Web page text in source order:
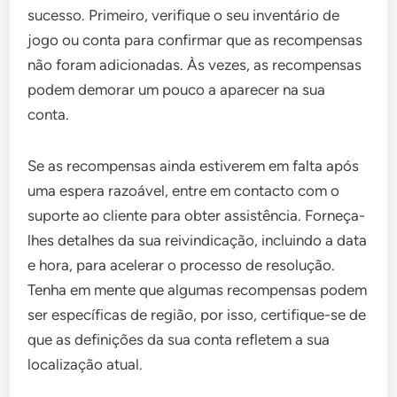
sucesso. Primeiro, verifique o seu inventário de
jogo ou conta para confirmar que as recompensas
não foram adicionadas. Às vezes, as recompensas
podem demorar um pouco a aparecer na sua
conta.
Se as recompensas ainda estiverem em falta após
uma espera razoável, entre em contacto com o
suporte ao cliente para obter assistência. Forneça-
lhes detalhes da sua reivindicação, incluindo a data
e hora, para acelerar o processo de resolução.
Tenha em mente que algumas recompensas podem
ser específicas de região, por isso, certifique-se de
que as definições da sua conta refletem a sua
localização atual.